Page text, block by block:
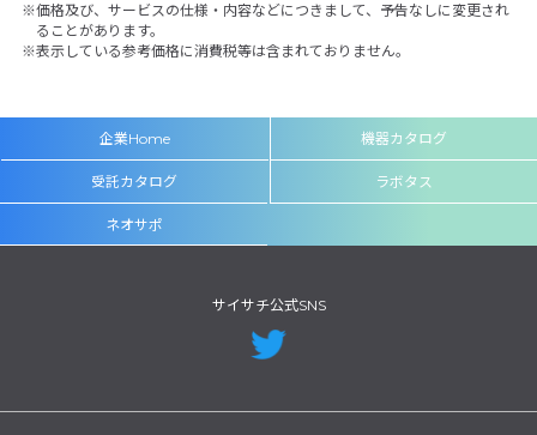
価格及び、サービスの仕様・内容などにつきまして、予告なしに変更され
ることがあります。
表示している参考価格に消費税等は含まれておりません。
企業Home 機器カタログ
受託カタログ ラボタス
ネオサポ
サイサチ公式SNS